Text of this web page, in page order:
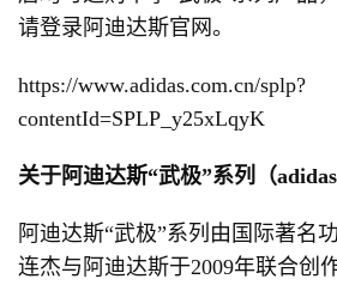
请登录阿迪达斯官网。
https://www.adidas.com.cn/splp?
contentId=SPLP_y25xLqyK
关于阿迪达斯“武极”系列（
阿迪达斯“武极”系列由国际著名
连杰与阿迪达斯于2009年联合创